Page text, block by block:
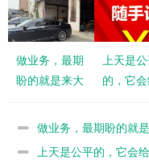
做业务，最期
盼的就是来大
上天是
的，它
做业务，最期盼的就
上天是公平的，它会